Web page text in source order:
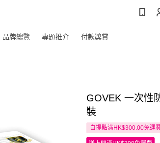
品牌總覽 專題推介 付款獎賞
GOVEK 一次性
裝
自提點滿HK$300.00免運